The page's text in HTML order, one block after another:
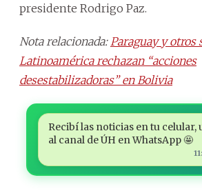
presidente Rodrigo Paz.
Nota relacionada: Paraguay y otros
Latinoamérica rechazan “acciones
desestabilizadoras” en Bolivia
Recibí las noticias en tu celular,
al canal de ÚH en WhatsApp 🤩